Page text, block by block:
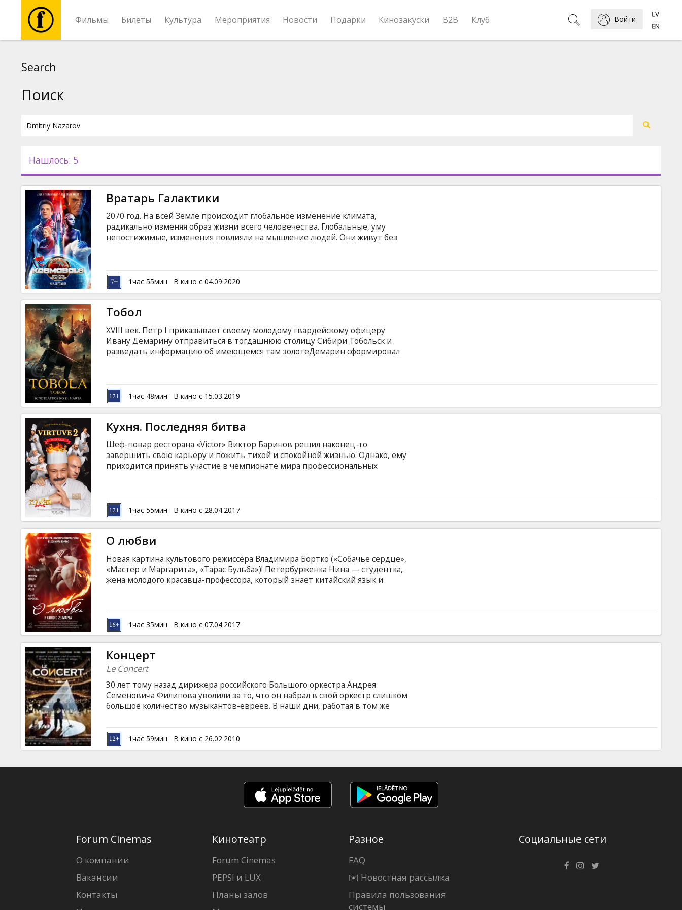
Фильмы Билеты Культура Мероприятия Новости Подарки Кинозакуски B2B Клуб Войти
Новости
Подарки
Кинозакуски
B2B
Клуб
Search
Поиск
Нашлось: 5
Вратарь Галактики
2070 год. На всей Земле происходит глобальное изменение климата,
радикально изменяя образ жизни всего человечества. Глобальные, уму
непостижимые, изменения повлияли на мышление людей. Они живут без
большом стадионе разворачивается самая популярная игра во всей
галактике - «Космобол» - смесь спорта и галактических сражений. Фильм на
русском языке с субтитрами на латышском языке.
1час 55мин В кино с 04.09.2020
Тобол
XVIII век. Петр I приказывает своему молодому гвардейскому офицеру
Ивану Демарину отправиться в тогдашнюю столицу Сибири Тобольск и
разведать информацию об имеющемся там золотеДемарин сформировал
становится военным вторжением. И. Демарин и его полк попадают в плен
тысяч жестоких и диких джунгаров. Фильм на русском языке с субтитрами на
латышском языке.
1час 48мин В кино с 15.03.2019
Кухня. Последняя битва
Шеф-повар ресторана «Victor» Виктор Баринов решил наконец-то
завершить свою карьеру и пожить тихой и спокойной жизнью. Однако, eму
приходится принять участие в чемпионате мирa профессиональных
образом исчезает владелeц ресторана Дмитрий Нагиев, которому на самом
деле пришлось бежать и прятаться от вооруженных мафиозий... Фильм на
русском языке с субтитрами на латышском языке.
1час 55мин В кино с 28.04.2017
О любви
Hовая картина культового режиссёра Владимира Бортко («Собачье сердце»,
«Мастер и Маргарита», «Тарас Бульба»)! Петербурженка Нина — студентка,
жена молодого красавца-профессора, который знает китайский язык и
есть любовь. Но всё меняется, когда в её жизни появляется банкир Сергей…
Фильм на русском языке с субтитрами на латышском языке.
1час 35мин В кино с 07.04.2017
Концерт
Le Concert
30 лет тому назад дирижера российского Большого оркестра Андрея
Семеновича Филипова уволили за то, что он набрал в свой оркестр слишком
большое количество музыкантов-евреев. В наши дни, работая в том же
оркестр приглашен на гастроли в Париж. Он решает собрать своих бывших
музыкантов и отправиться во французскую столицу вместо нынешнего
состава...
1час 59мин В кино с 26.02.2010
Forum Cinemas
О компании
Вакансии
Контакты
Кинотеатр
Forum Cinemas
PEPSI и LUX
Планы залов
Разное
FAQ
✉️ Новостная рассылка
Правила пользования
системы
Социальные сети